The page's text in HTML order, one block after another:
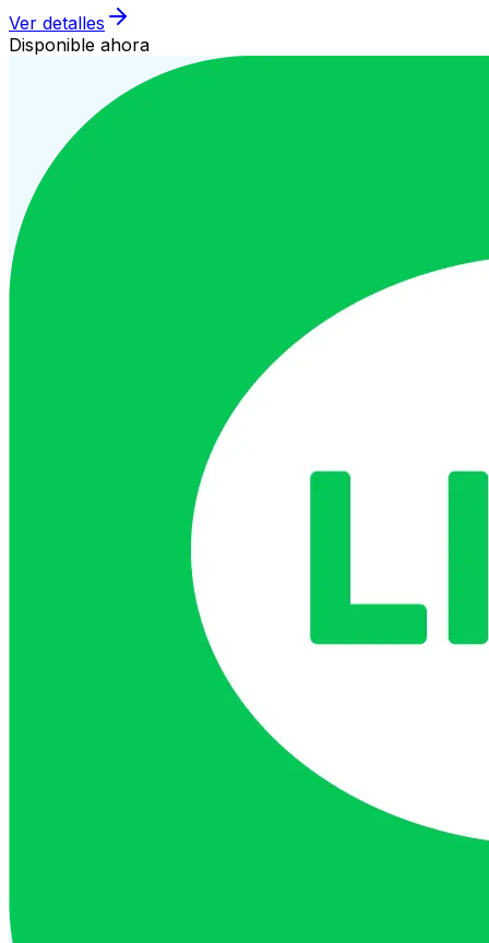
Ver detalles
Disponible ahora